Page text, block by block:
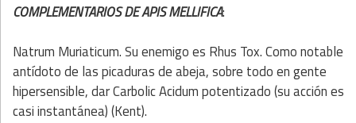
COMPLEMENTARIOS DE APIS MELLIFICA:
Natrum Muriaticum. Su enemigo es Rhus Tox. Como notable
antídoto de las picaduras de abeja, sobre todo en gente
hipersensible, dar Carbolic Acidum potentizado (su acción es
casi instantánea) (Kent).